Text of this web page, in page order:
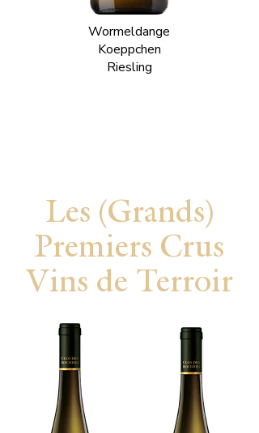
Wormeldange
Koeppchen
Riesling
Les (Grands)
Premiers Crus
Vins de Terroir